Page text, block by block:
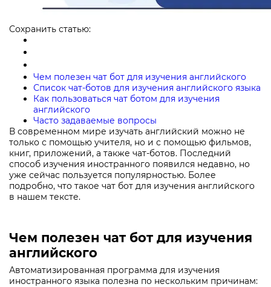
Сохранить статью:
Чем полезен чат бот для изучения английского
Список чат-ботов для изучения английского языка
Как пользоваться чат ботом для изучения
английского
Часто задаваемые вопросы
В современном мире изучать английский можно не
только с помощью учителя, но и с помощью фильмов,
книг, приложений, а также чат-ботов. Последний
способ изучения иностранного появился недавно, но
уже сейчас пользуется популярностью. Более
подробно, что такое чат бот для изучения английского
в нашем тексте.
Чем полезен чат бот для изучения
английского
Автоматизированная программа для изучения
иностранного языка полезна по нескольким причинам: